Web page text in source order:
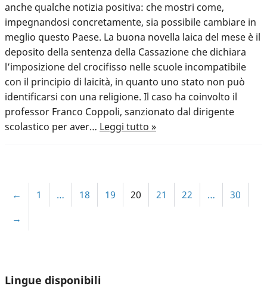
anche qualche notizia positiva: che mostri come,
impegnandosi concretamente, sia possibile cambiare in
meglio questo Paese. La buona novella laica del mese è il
deposito della sentenza della Cassazione che dichiara
l’imposizione del crocifisso nelle scuole incompatibile
con il principio di laicità, in quanto uno stato non può
identificarsi con una religione. Il caso ha coinvolto il
professor Franco Coppoli, sanzionato dal dirigente
scolastico per aver… Leggi tutto »
← 1 … 18 19 20 21 22 …
30
→
Lingue disponibili